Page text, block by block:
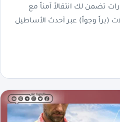
تضمن لك انتقالاً آمناً مع
(براً وجواً) عبر أحدث الأساطيل